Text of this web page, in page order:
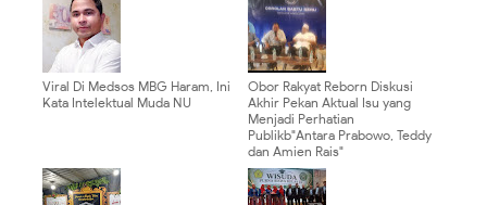
Viral Di Medsos MBG Haram, Ini
Kata Intelektual Muda NU
Obor Rakyat Reborn Diskusi
Akhir Pekan Aktual Isu yang
Menjadi Perhatian
Publikb"Antara Prabowo, Teddy
dan Amien Rais"